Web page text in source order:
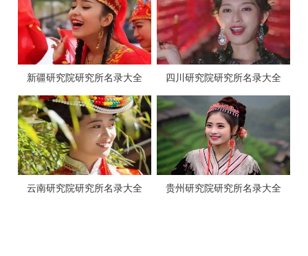
新疆研究院研究所名录大全 四川研究院研究所名录大全
云南研究院研究所名录大全 贵州研究院研究所名录大全